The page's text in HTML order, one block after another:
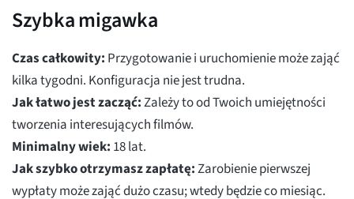
Szybka migawka
Czas całkowity: Przygotowanie i uruchomienie może zająć
kilka tygodni. Konfiguracja nie jest trudna.
Jak łatwo jest zacząć:Zależy to od Twoich umiejętności
tworzenia interesujących filmów.
Minimalny wiek: 18 lat.
Jak szybko otrzymasz zapłatę:Zarobienie pierwszej
wypłaty może zająć dużo czasu; wtedy będzie co miesiąc.